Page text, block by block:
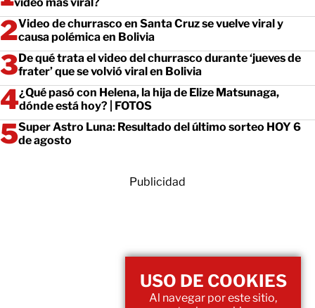
Video de churrasco en Santa Cruz se vuelve viral y
causa polémica en Bolivia
De qué trata el video del churrasco durante ‘jueves de
frater’ que se volvió viral en Bolivia
¿Qué pasó con Helena, la hija de Elize Matsunaga,
dónde está hoy? | FOTOS
Super Astro Luna: Resultado del último sorteo HOY 6
de agosto
Publicidad
USO DE COOKIES
Al navegar por este sitio,